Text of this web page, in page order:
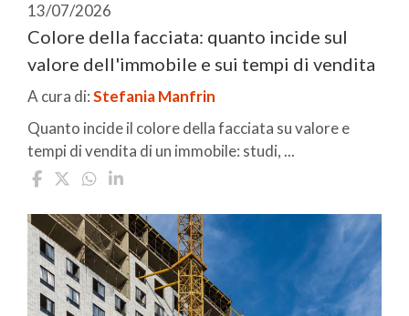
13/07/2026
Colore della facciata: quanto incide sul
valore dell'immobile e sui tempi di vendita
A cura di:Stefania Manfrin
Quanto incide il colore della facciata su valore e
tempi di vendita di un immobile: studi, ...